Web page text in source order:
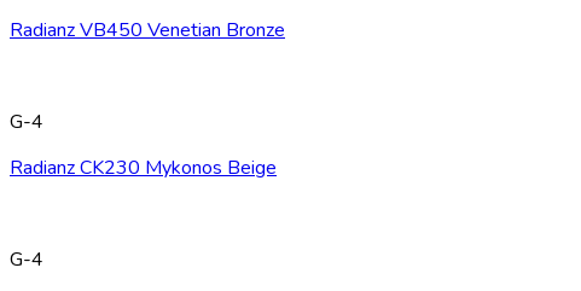
Radianz VB450 Venetian Bronze
G-4
Radianz CK230 Mykonos Beige
G-4